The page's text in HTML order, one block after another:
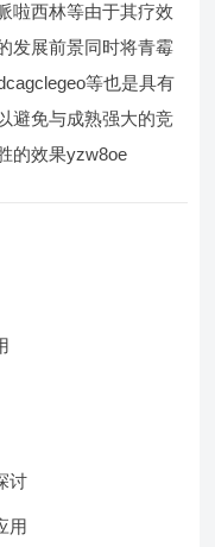
啦西林等由于其疗效
发展前景同时将青霉
等也是具有
避免与成熟强大的竞
的效果yzw8oe
讨
用